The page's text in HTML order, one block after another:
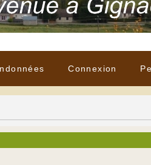
Connexion